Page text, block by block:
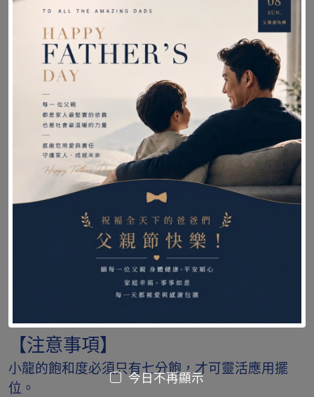
產地：中國
【洗滌建議】
●外套：以冷水洗滌，自然曝曬即可。
●內膽弄髒時，因發泡球細小粒子不易乾，建議以
手部分清洗。
●避免使用洗衣機清洗內膽，發泡球可能會外漏而
損壞洗衣機。
●自然風乾，勿以乾衣機烘乾。可定時拍打、抖動
及換面，加速風乾時間。
●禁止三歲以下兒童使用。
【注意事項】
小龍的飽和度必須只有七分飽，才可靈活應用擺
位。
今日不再顯示